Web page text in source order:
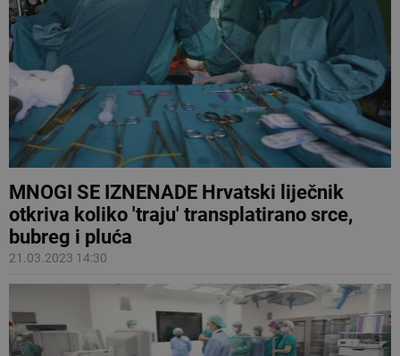
MNOGI SE IZNENADE Hrvatski liječnik
otkriva koliko 'traju' transplatirano srce,
bubreg i pluća
21.03.2023 14:30